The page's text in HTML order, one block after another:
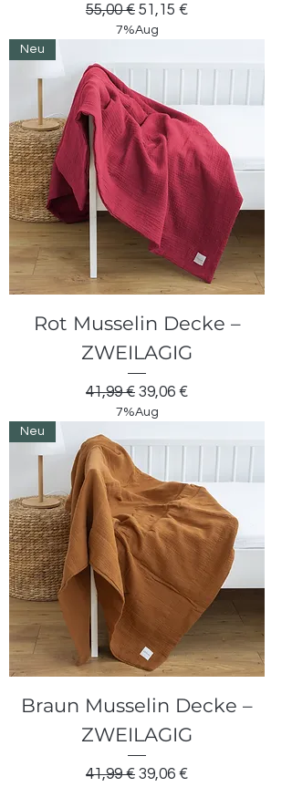
Standardpreis
55,00 € Sale-Preis
51,15 €
7%Aug
Neu
Rot Musselin Decke –
ZWEILAGIG
Standardpreis
41,99 € Sale-Preis
39,06 €
7%Aug
Neu
Braun Musselin Decke –
ZWEILAGIG
Standardpreis
41,99 € Sale-Preis
39,06 €